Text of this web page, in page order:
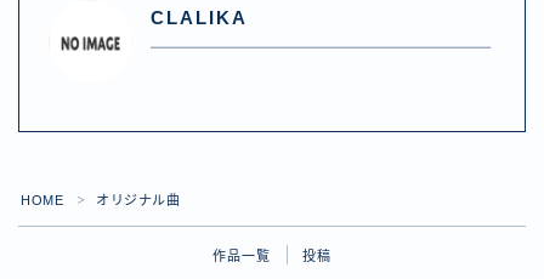
CLALIKA
HOME ＞ オリジナル曲
作品一覧 投稿